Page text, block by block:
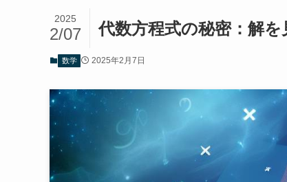
代数方程式の秘密：解
2025
2/07
数学 2025年2月7日